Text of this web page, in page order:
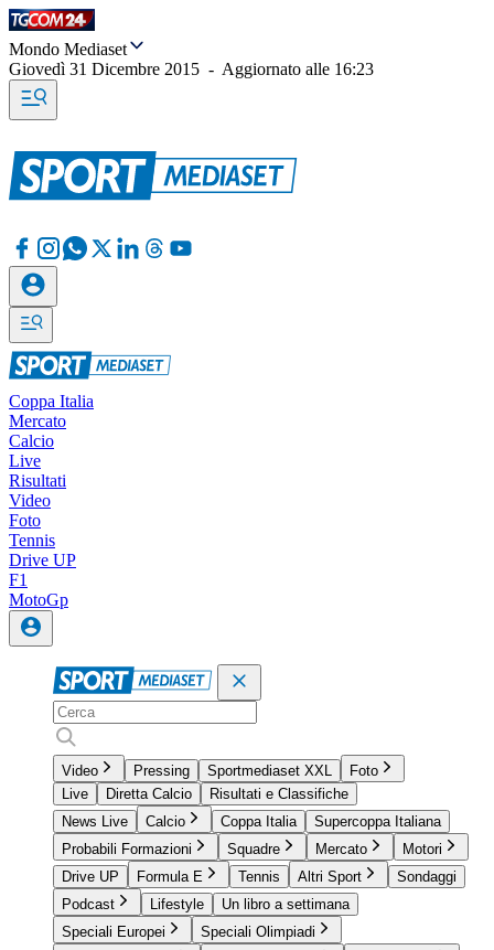
Mondo Mediaset
Giovedì 31 Dicembre 2015 - Aggiornato alle 16:23
Coppa Italia
Mercato
Calcio
Live
Risultati
Video
Foto
Tennis
Drive UP
F1
MotoGp
Video Pressing Sportmediaset XXL
Foto
Live
Diretta Calcio
Risultati e Classifiche
News Live
Calcio Coppa Italia
Supercoppa Italiana
Probabili Formazioni
Squadre Mercato
Motori
Drive UP
Formula E Tennis Altri Sport
Sondaggi
Podcast
Lifestyle
Un libro a settimana
Speciali Europei
Speciali Olimpiadi